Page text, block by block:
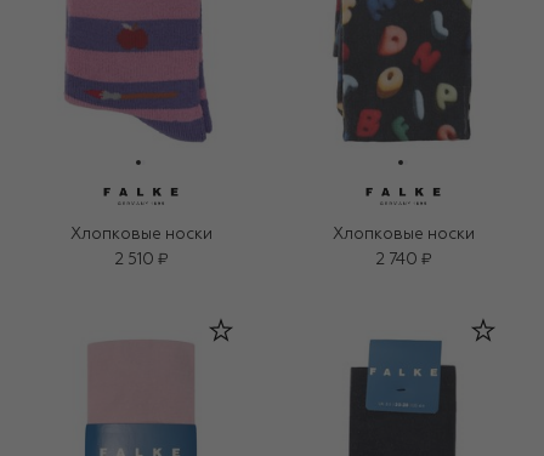
Хлопковые носки
2 510 ₽
Хлопковые носки
2 740 ₽